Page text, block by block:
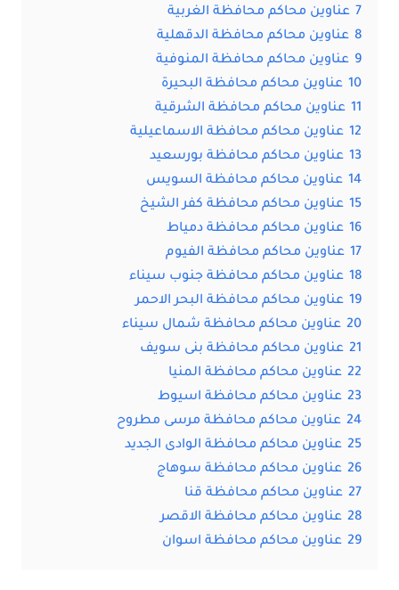
7 عناوين محاكم محافظة الغربية
8 عناوين محاكم محافظة الدقهلية
9 عناوين محاكم محافظة المنوفية
10 عناوين محاكم محافظة البحيرة
11 عناوين محاكم محافظة الشرقية
12 عناوين محاكم محافظة الاسماعيلية
13 عناوين محاكم محافظة بورسعيد
14 عناوين محاكم محافظة السويس
15 عناوين محاكم محافظة كفر الشيخ
16 عناوين محاكم محافظة دمياط
17 عناوين محاكم محافظة الفيوم
18 عناوين محاكم محافظة جنوب سيناء
19 عناوين محاكم محافظة البحر الاحمر
20 عناوين محاكم محافظة شمال سيناء
21 عناوين محاكم محافظة بنى سويف
22 عناوين محاكم محافظة المنيا
23 عناوين محاكم محافظة اسيوط
24 عناوين محاكم محافظة مرسى مطروح
25 عناوين محاكم محافظة الوادى الجديد
26 عناوين محاكم محافظة سوهاج
27 عناوين محاكم محافظة قنا
28 عناوين محاكم محافظة الاقصر
29 عناوين محاكم محافظة اسوان